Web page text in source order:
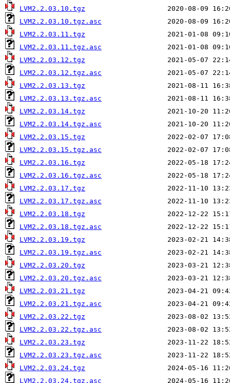
LVM2.2.03.10.tgz
LVM2.2.03.10.tgz.asc
LVM2.2.03.11.tgz
LVM2.2.03.11.tgz.asc
LVM2.2.03.12.tgz
LVM2.2.03.12.tgz.asc
LVM2.2.03.13.tgz
LVM2.2.03.13.tgz.asc
LVM2.2.03.14.tgz
LVM2.2.03.14.tgz.asc
LVM2.2.03.15.tgz
LVM2.2.03.15.tgz.asc
LVM2.2.03.16.tgz
LVM2.2.03.16.tgz.asc
LVM2.2.03.17.tgz
LVM2.2.03.17.tgz.asc
LVM2.2.03.18.tgz
LVM2.2.03.18.tgz.asc
LVM2.2.03.19.tgz
LVM2.2.03.19.tgz.asc
LVM2.2.03.20.tgz
LVM2.2.03.20.tgz.asc
LVM2.2.03.21.tgz
LVM2.2.03.21.tgz.asc
LVM2.2.03.22.tgz
LVM2.2.03.22.tgz.asc
LVM2.2.03.23.tgz
LVM2.2.03.23.tgz.asc
LVM2.2.03.24.tgz
LVM2.2.03.24.tgz.asc